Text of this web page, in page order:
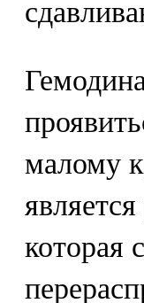
малому
которая